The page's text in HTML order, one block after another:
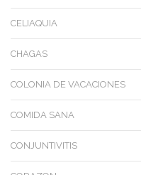
CELIAQUIA
CHAGAS
COLONIA DE VACACIONES
COMIDA SANA
CONJUNTIVITIS